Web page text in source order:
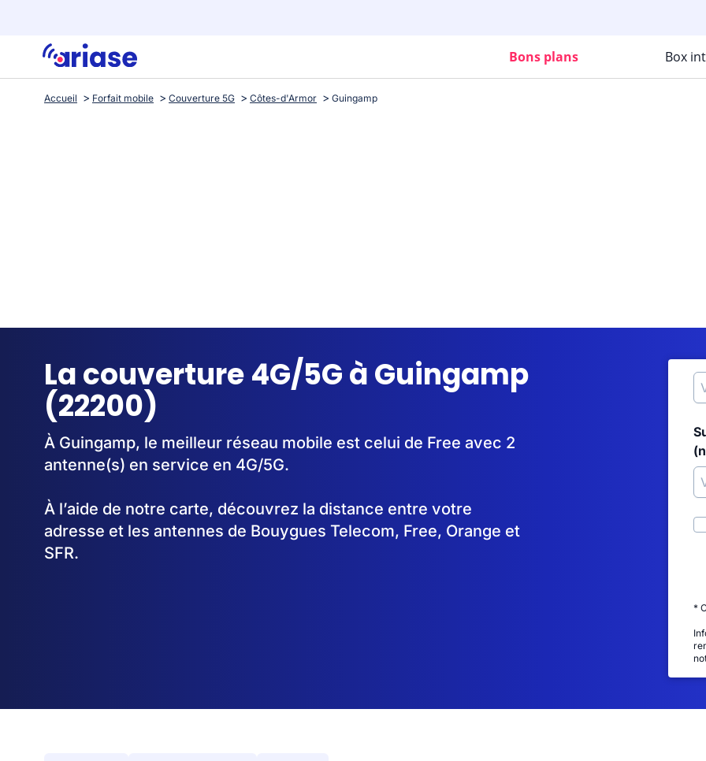
Bons plans Box
Accueil Forfait mobile Couverture 5G Côtes-d'Armor Guingamp
La couverture 4G/5G à Guingamp
(22200)
À Guingamp, le meilleur réseau mobile est celui de Free avec 2
antenne(s) en service en 4G/5G.
À l’aide de notre carte, découvrez la distance entre votre
adresse et les antennes de Bouygues Telecom, Free, Orange et
SFR.
*